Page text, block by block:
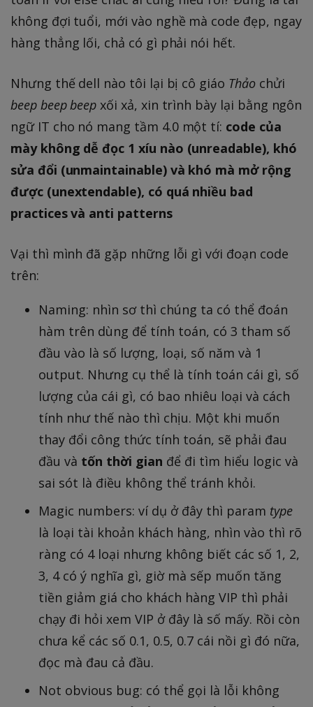
không đợi tuổi, mới vào nghề mà code đẹp, ngay
hàng thẳng lối, chả có gì phải nói hết.
Nhưng thế dell nào tôi lại bị cô giáo Thảochửi
beep beep beep xối xả, xin trình bày lại bằng ngôn
ngữ IT cho nó mang tầm 4.0 một tí: code của
mày không dễ đọc 1 xíu nào (unreadable), khó
sửa đổi (unmaintainable) và khó mà mở rộng
được (unextendable), có quá nhiều bad
practices và anti patterns
Vại thì mình đã gặp những lỗi gì với đoạn code
trên:
Naming: nhìn sơ thì chúng ta có thể đoán
hàm trên dùng để tính toán, có 3 tham số
đầu vào là số lượng, loại, số năm và 1
output. Nhưng cụ thể là tính toán cái gì, số
lượng của cái gì, có bao nhiêu loại và cách
tính như thế nào thì chịu. Một khi muốn
thay đổi công thức tính toán, sẽ phải đau
đầu và tốn thời gian để đi tìm hiểu logic và
sai sót là điều không thể tránh khỏi.
Magic numbers: ví dụ ở đây thì param type
là loại tài khoản khách hàng, nhìn vào thì rõ
ràng có 4 loại nhưng không biết các số 1, 2,
3, 4 có ý nghĩa gì, giờ mà sếp muốn tăng
tiền giảm giá cho khách hàng VIP thì phải
chạy đi hỏi xem VIP ở đây là số mấy. Rồi còn
chưa kể các số 0.1, 0.5, 0.7 cái nồi gì đó nữa,
đọc mà đau cả đầu.
Not obvious bug: có thể gọi là lỗi không